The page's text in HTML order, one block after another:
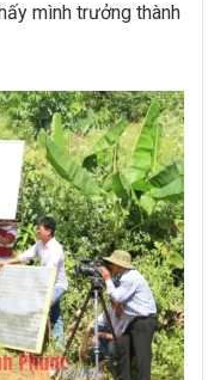
mình trưởng thành